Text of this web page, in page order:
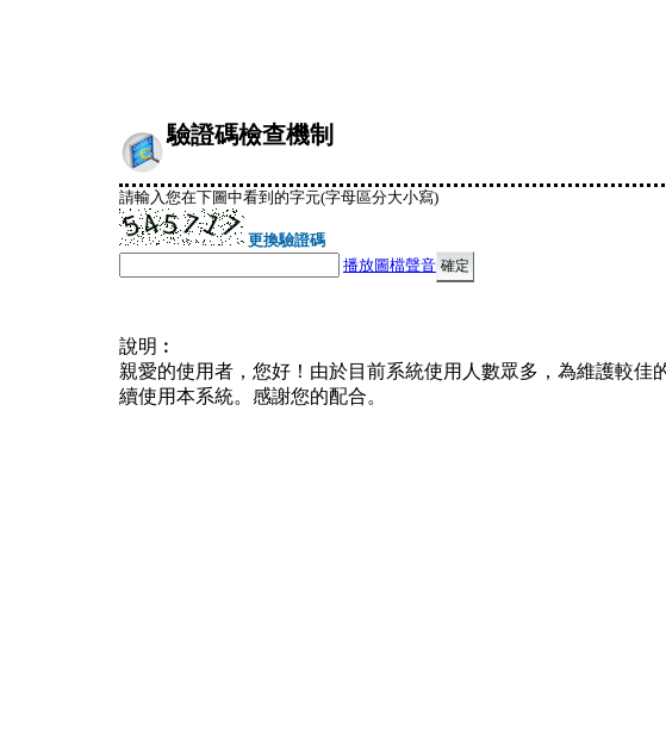
驗證碼檢查機制
請輸入您在下圖中看到的字元(字母區分大小寫)
更換驗證碼
播放圖檔聲音
說明︰
親愛的使用者，您好！由於目前系統使用人數眾多，為維護較
續使用本系統。感謝您的配合。